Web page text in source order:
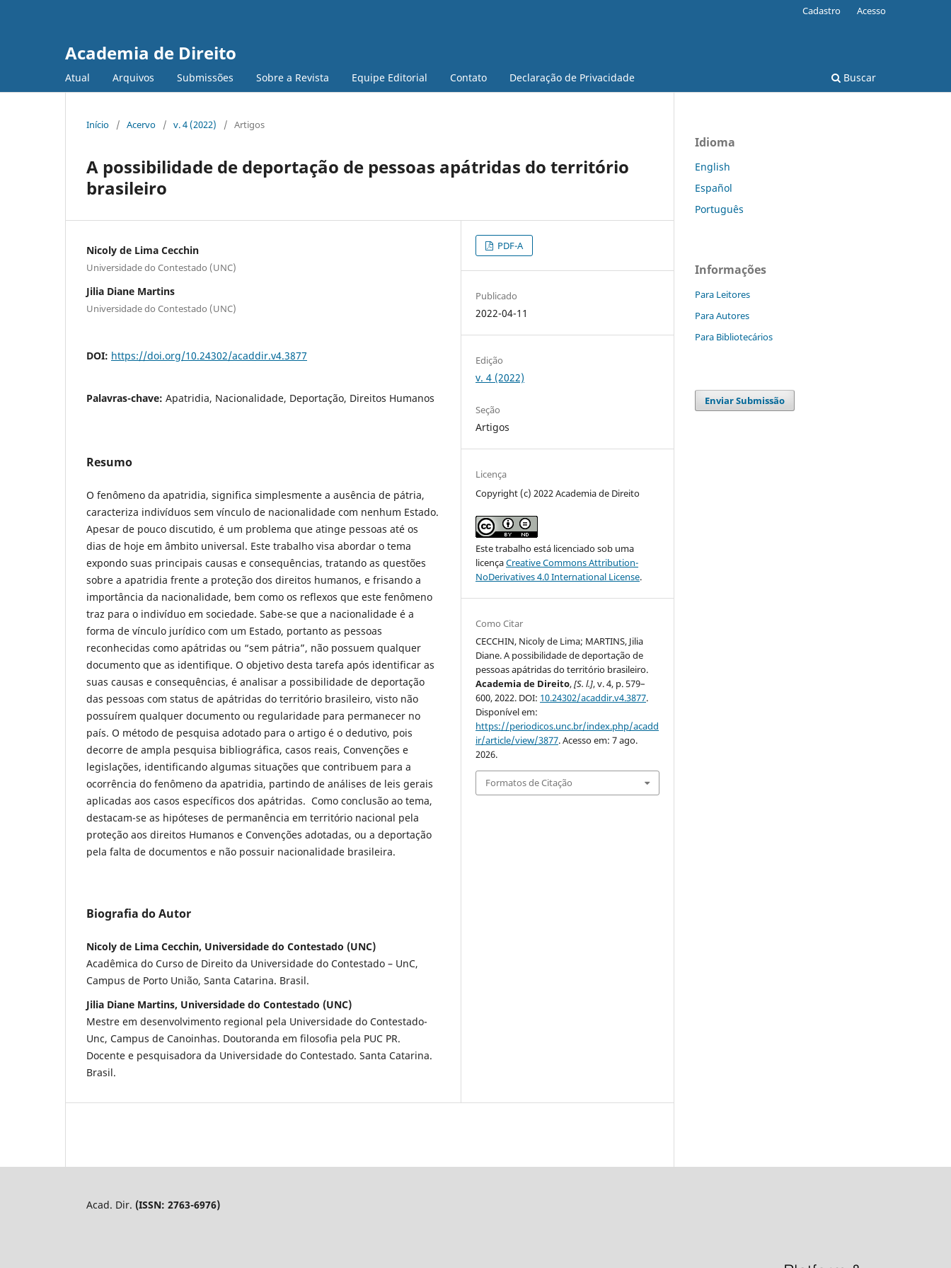
Academia de Direito
Atual Arquivos Submissões Sobre a Revista Equipe Editorial Contato Declaração de Privacidade Buscar
Cadastro Acesso
Início / Acervo / v. 4 (2022) / Artigos
A possibilidade de deportação de pessoas apátridas do território
brasileiro
Nicoly de Lima Cecchin
Universidade do Contestado (UNC)
Jilia Diane Martins
Universidade do Contestado (UNC)
DOI: https://doi.org/10.24302/acaddir.v4.3877
Palavras-chave: Apatridia, Nacionalidade, Deportação, Direitos Humanos
Resumo
O fenômeno da apatridia, significa simplesmente a ausência de pátria,
caracteriza indivíduos sem vínculo de nacionalidade com nenhum Estado.
Apesar de pouco discutido, é um problema que atinge pessoas até os
dias de hoje em âmbito universal. Este trabalho visa abordar o tema
expondo suas principais causas e consequências, tratando as questões
sobre a apatridia frente a proteção dos direitos humanos, e frisando a
importância da nacionalidade, bem como os reflexos que este fenômeno
traz para o indivíduo em sociedade. Sabe-se que a nacionalidade é a
forma de vínculo jurídico com um Estado, portanto as pessoas
reconhecidas como apátridas ou “sem pátria”, não possuem qualquer
documento que as identifique. O objetivo desta tarefa após identificar as
suas causas e consequências, é analisar a possibilidade de deportação
das pessoas com status de apátridas do território brasileiro, visto não
possuírem qualquer documento ou regularidade para permanecer no
país. O método de pesquisa adotado para o artigo é o dedutivo, pois
decorre de ampla pesquisa bibliográfica, casos reais, Convenções e
legislações, identificando algumas situações que contribuem para a
ocorrência do fenômeno da apatridia, partindo de análises de leis gerais
aplicadas aos casos específicos dos apátridas. Como conclusão ao tema,
destacam-se as hipóteses de permanência em território nacional pela
proteção aos direitos Humanos e Convenções adotadas, ou a deportação
pela falta de documentos e não possuir nacionalidade brasileira.
Biografia do Autor
Nicoly de Lima Cecchin, Universidade do Contestado (UNC)
Acadêmica do Curso de Direito da Universidade do Contestado – UnC,
Campus de Porto União, Santa Catarina. Brasil.
Jilia Diane Martins, Universidade do Contestado (UNC)
Mestre em desenvolvimento regional pela Universidade do Contestado-
Unc, Campus de Canoinhas. Doutoranda em filosofia pela PUC PR.
Docente e pesquisadora da Universidade do Contestado. Santa Catarina.
Brasil.
PDF-A
Publicado
2022-04-11
Edição
v. 4 (2022)
Seção
Artigos
Licença
Copyright (c) 2022 Academia de Direito
Este trabalho está licenciado sob uma
licençaCreative Commons Attribution-
NoDerivatives 4.0 International License.
Como Citar
CECCHIN, Nicoly de Lima; MARTINS, Jilia
Diane. A possibilidade de deportação de
pessoas apátridas do território brasileiro.
Academia de Direito,[S. l.], v. 4, p. 579–
600, 2022. DOI: 10.24302/acaddir.v4.3877.
Disponível em:
https://periodicos.unc.br/index.php/acadd
ir/article/view/3877. Acesso em: 7 ago.
2026.
Formatos de Citação
Idioma
English
Español
Português
Informações
Para Leitores
Para Autores
Para Bibliotecários
Enviar Submissão
Acad. Dir. (ISSN: 2763-6976)